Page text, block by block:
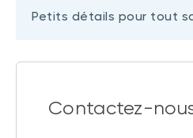
Petits détails pour tout
Contactez-